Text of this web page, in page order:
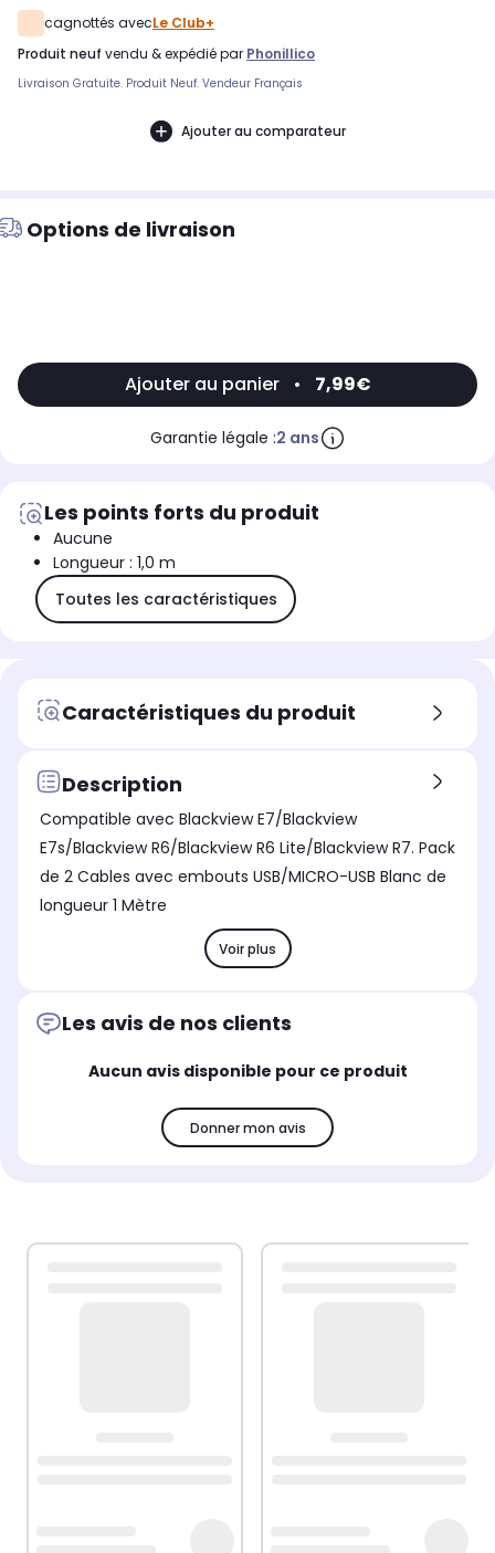
cagnottés avecLe Club+
produit neuf vendu & expédié par Phonillico
Livraison Gratuite. Produit Neuf. Vendeur Français
Ajouter au comparateur
Options de livraison
Ajouter au panier • 7,99€
Garantie légale :2 ans
Les points forts du produit
Aucune
Longueur : 1,0 m
Toutes les caractéristiques
Caractéristiques du produit
Description
Compatible avec Blackview E7/Blackview
E7s/Blackview R6/Blackview R6 Lite/Blackview R7. Pack
de 2 Cables avec embouts USB/MICRO-USB Blanc de
longueur 1 Mètre
Voir plus
Les avis de nos clients
Aucun avis disponible pour ce produit
Donner mon avis